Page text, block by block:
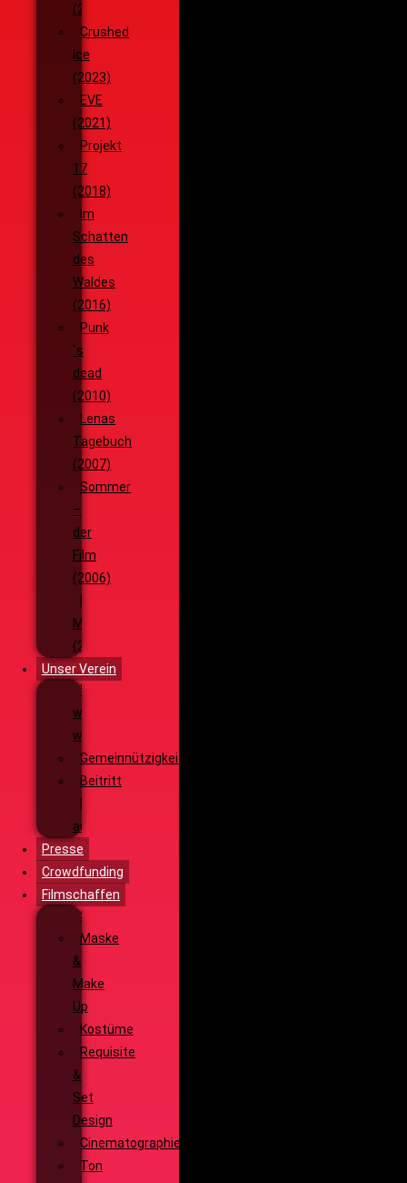
(2025)
Crushed
Ice
(2023)
EVE
(2021)
Projekt
17
(2018)
Im
Schatten
des
Waldes
(2016)
Punk
´s
dead
(2010)
Lenas
Tagebuch
(2007)
Sommer
–
der
Film
(2006)
Die
Monsterjagd
(2005)
Unser Verein
Wieso,
weshalb,
warum?!
Gemeinnützigkeit
Beitritt
Filmausrüstung
ausleihen
Presse
Crowdfunding
Filmschaffen
Schauspiel
Maske
&
Make
Up
Kostüme
Requisite
&
Set
Design
Cinematographie
Ton